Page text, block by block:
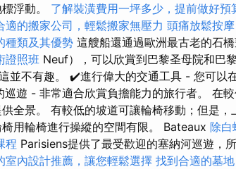
浮動。 了解裝潢費用一坪多少，提前做好預
適的搬家公司，輕鬆搬家無壓力 頭痛放鬆按摩
種類及其優勢 這艘船還通過歐洲最古老的石
證照班 Neuf），可以欣賞到巴黎圣母院和巴
並不有趣。 ✔️進行偉大的交通工具 - 您可以
遊 - 非常適合欣賞負擔能力的旅行者。 在
全景。 有較低的坡道可讓輪椅移動；但是
椅用輪椅進行操縱的空間有限。 Bateaux 除白
程 Parisiens提供了最受歡迎的塞納河巡遊，
室內設計推薦，讓您輕鬆選擇 找到合適的墓